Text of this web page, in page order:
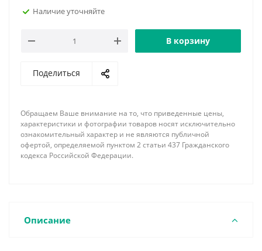
Наличие уточняйте
В корзину
Поделиться
Обращаем Ваше внимание на то, что приведенные цены,
характеристики и фотографии товаров носят исключительно
ознакомительный характер и не являются публичной
офертой, определяемой пунктом 2 статьи 437 Гражданского
кодекса Российской Федерации.
Описание